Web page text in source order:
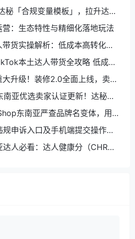
秘「合规变量模板」，拉升达人
：生态特性与精细化落地玩法
货实操解析：低成本高转化赛
增量本土达人带货全攻略 低成本
升级！装修2.0全面上线，卖家
亚优选卖家认证更新！达秘工
流量红利
东南亚严查品牌名变体，用
店申诉入口及手机端提交操作详
人必看：达人健康分（CHR）